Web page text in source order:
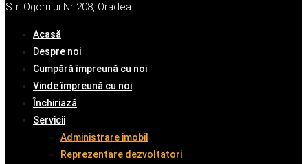
Str. Ogorului Nr 208, Oradea
Acasă
Despre noi
Cumpără împreună cu noi
Vinde împreună cu noi
Închiriază
Servicii
Administrare imobil
Reprezentare dezvoltatori